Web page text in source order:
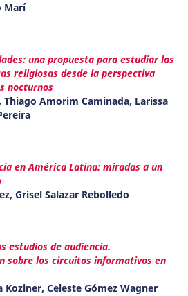
Marí
una propuesta para estudiar las
religiosas desde la perspectiva
nocturnos
Amorim Caminada, Larissa
en América Latina: miradas a un
Grisel Salazar Rebolledo
estudios de audiencia.
sobre los circuitos informativos en
Celeste Gómez Wagner